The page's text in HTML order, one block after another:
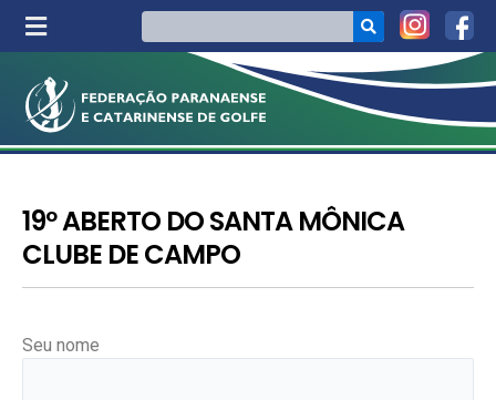
19º ABERTO DO SANTA MÔNICA
CLUBE DE CAMPO
Seu nome